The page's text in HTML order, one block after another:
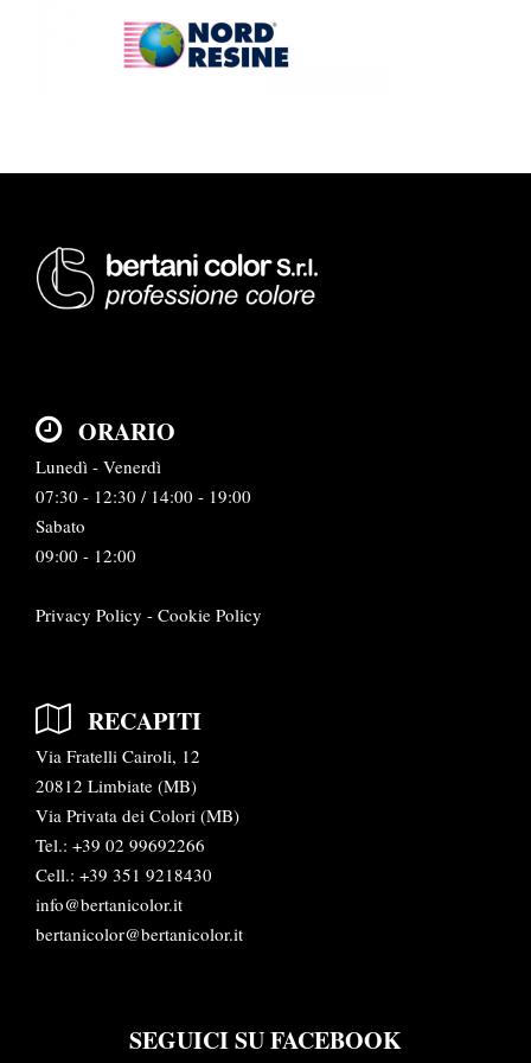
ORARIO
Lunedì - Venerdì
07:30 - 12:30 / 14:00 - 19:00
Sabato
09:00 - 12:00
Privacy Policy - Cookie Policy
RECAPITI
Via Fratelli Cairoli, 12
20812 Limbiate (MB)
Via Privata dei Colori (MB)
Tel.: +39 02 99692266
Cell.: +39 351 9218430
info@bertanicolor.it
bertanicolor@bertanicolor.it
SEGUICI SU FACEBOOK